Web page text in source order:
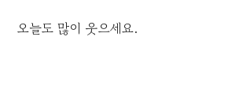
오늘도 많이 웃으세요.